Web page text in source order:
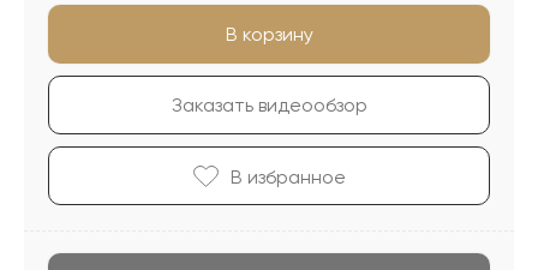
В корзину
Заказать видеообзор
В избранноe